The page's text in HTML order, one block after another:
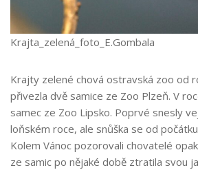
Krajta_zelená_foto_E.Gombala
Krajty zelené chová ostravská zoo od
přivezla dvě samice ze Zoo Plzeň. V
samec ze Zoo Lipsko. Poprvé snesly
loňském roce, ale snůška se od
Kolem Vánoc pozorovali chovatelé
ze samic po nějaké době ztratila svou